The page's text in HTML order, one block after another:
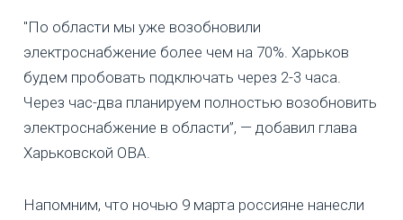
"По области мы уже возобновили
электроснабжение более чем на 70%. Харьков
будем пробовать подключать через 2-3 часа.
Через час-два планируем полностью возобновить
электроснабжение в области”, — добавил глава
Харьковской ОВА.
Напомним, что ночью 9 марта россияне нанесли